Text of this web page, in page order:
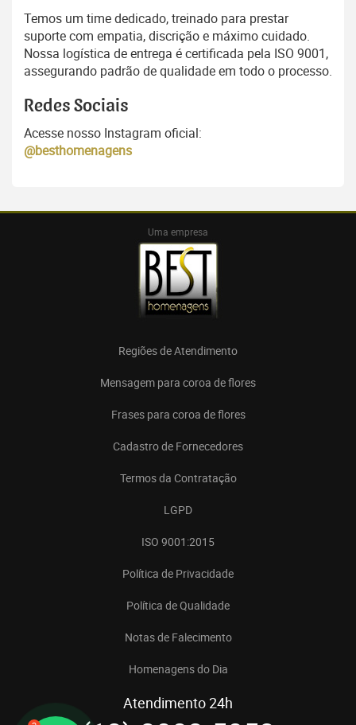
Temos um time dedicado, treinado para prestar
suporte com empatia, discrição e máximo cuidado.
Nossa logística de entrega é certificada pela ISO 9001,
assegurando padrão de qualidade em todo o processo.
Redes Sociais
Acesse nosso Instagram oficial:
@besthomenagens
Uma empresa
Regiões de Atendimento
Mensagem para coroa de flores
Frases para coroa de flores
Cadastro de Fornecedores
Termos da Contratação
LGPD
ISO 9001:2015
Política de Privacidade
Política de Qualidade
Notas de Falecimento
Homenagens do Dia
Atendimento 24h